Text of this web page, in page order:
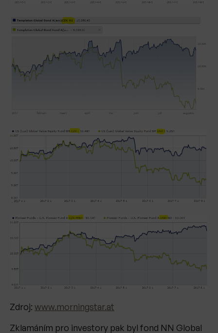
Zdroj: www.morningstar.at
Zklamáním pro investory pak byl fond NN Global